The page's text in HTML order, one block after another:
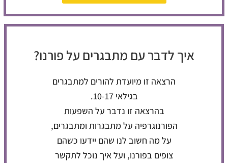
איך לדבר עם מתבגרים על פורנו?
הרצאה זו מיועדת להורים למתבגרים
בגילאי 10-17.
בהרצאה זו נדבר על השפעות
הפורנוגרפיה על מתבגרות ומתבגרים,
על מה חשוב לנו שהם יידעו כשהם
צופים בפורנו, ועל איך נוכל לתקשר